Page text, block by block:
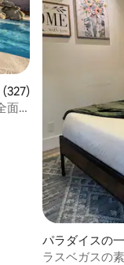
327件、5つ星中
面
パラダイスの
ラスベガスの